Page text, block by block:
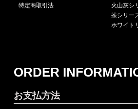
特定商取引法
火山灰シ
茶シリー
ホワイト
ORDER
お支払方法